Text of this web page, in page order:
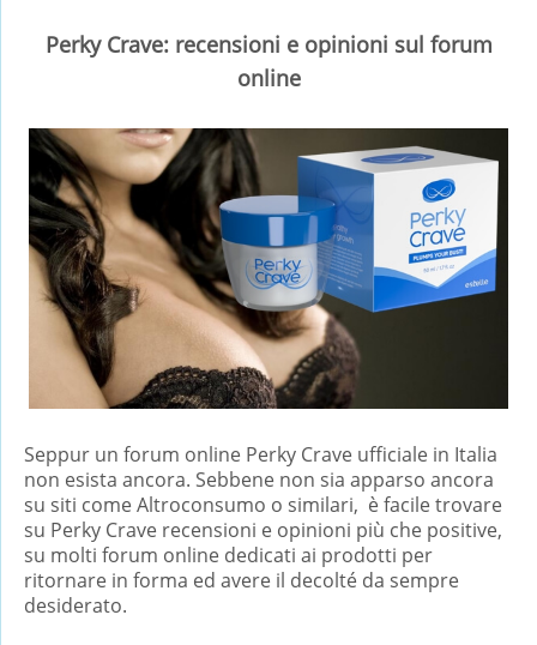
Perky Crave: recensioni e opinioni sul forum
online
Seppur un forum online Perky Crave ufficiale in Italia
non esista ancora. Sebbene non sia apparso ancora
su siti come Altroconsumo o similari, è facile trovare
su Perky Crave recensioni e opinioni più che positive,
su molti forum online dedicati ai prodotti per
ritornare in forma ed avere il decolté da sempre
desiderato.